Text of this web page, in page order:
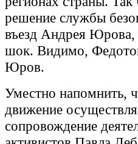
решение службы
въезд Андрея Юрова,
шок. Видимо,
Юров.
Уместно напомнить,
движение
сопровождение